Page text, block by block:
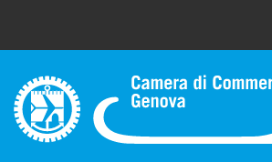
Camera di